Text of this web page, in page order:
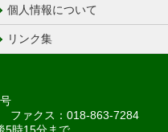
個人情報について
リンク集
ファクス：018-863-7284